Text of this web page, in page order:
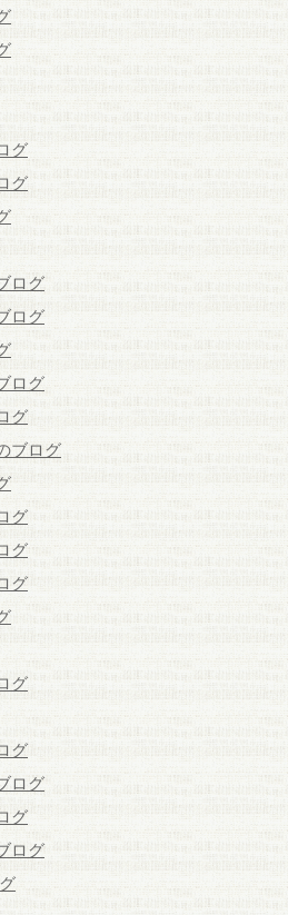
グ
グ
ログ
ログ
ログ
グ
ブログ
グ
グ
グ
グ
グ
ログ
グ
ログ